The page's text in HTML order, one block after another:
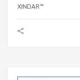
XINDAR™